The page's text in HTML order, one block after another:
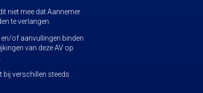
niet mee dat Aannemer
te verlangen.
en/of aanvullingen binden
van deze AV op
bij verschillen steeds